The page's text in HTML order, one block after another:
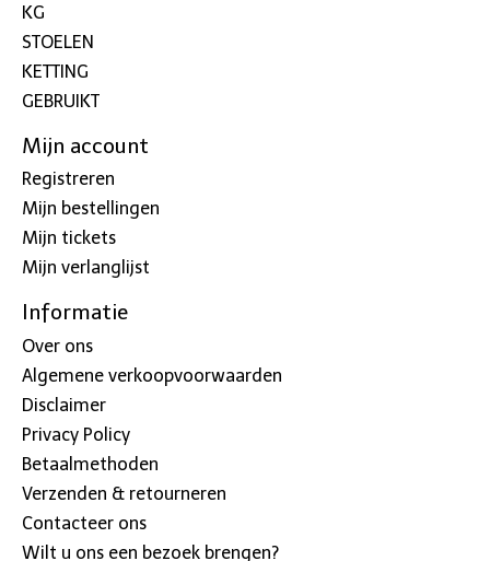
KG
STOELEN
KETTING
GEBRUIKT
Mijn account
Registreren
Mijn bestellingen
Mijn tickets
Mijn verlanglijst
Informatie
Over ons
Algemene verkoopvoorwaarden
Disclaimer
Privacy Policy
Betaalmethoden
Verzenden & retourneren
Contacteer ons
Wilt u ons een bezoek brengen?